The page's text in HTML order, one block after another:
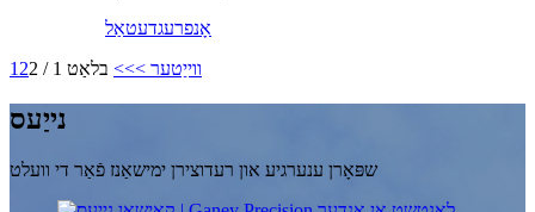
אָנפרעגדעטאַל
1 2 ווייַטער >>> בלאַט 1 / 2
נייַעס
שפּאָרן ענערגיע און רעדוצירן ימישאַנז פֿאַר די וועלט